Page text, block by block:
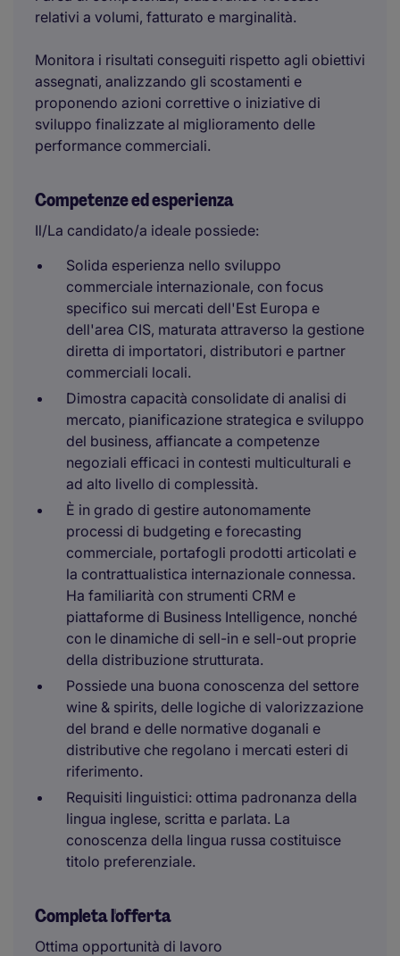
relativi a volumi, fatturato e marginalità.
Monitora i risultati conseguiti rispetto agli obiettivi
assegnati, analizzando gli scostamenti e
proponendo azioni correttive o iniziative di
sviluppo finalizzate al miglioramento delle
performance commerciali.
Competenze ed esperienza
Il/La candidato/a ideale possiede:
Solida esperienza nello sviluppo
commerciale internazionale, con focus
specifico sui mercati dell'Est Europa e
dell'area CIS, maturata attraverso la gestione
diretta di importatori, distributori e partner
commerciali locali.
Dimostra capacità consolidate di analisi di
mercato, pianificazione strategica e sviluppo
del business, affiancate a competenze
negoziali efficaci in contesti multiculturali e
ad alto livello di complessità.
È in grado di gestire autonomamente
processi di budgeting e forecasting
commerciale, portafogli prodotti articolati e
la contrattualistica internazionale connessa.
Ha familiarità con strumenti CRM e
piattaforme di Business Intelligence, nonché
con le dinamiche di sell-in e sell-out proprie
della distribuzione strutturata.
Possiede una buona conoscenza del settore
wine & spirits, delle logiche di valorizzazione
del brand e delle normative doganali e
distributive che regolano i mercati esteri di
riferimento.
Requisiti linguistici: ottima padronanza della
lingua inglese, scritta e parlata. La
conoscenza della lingua russa costituisce
titolo preferenziale.
Completa l'offerta
Ottima opportunità di lavoro